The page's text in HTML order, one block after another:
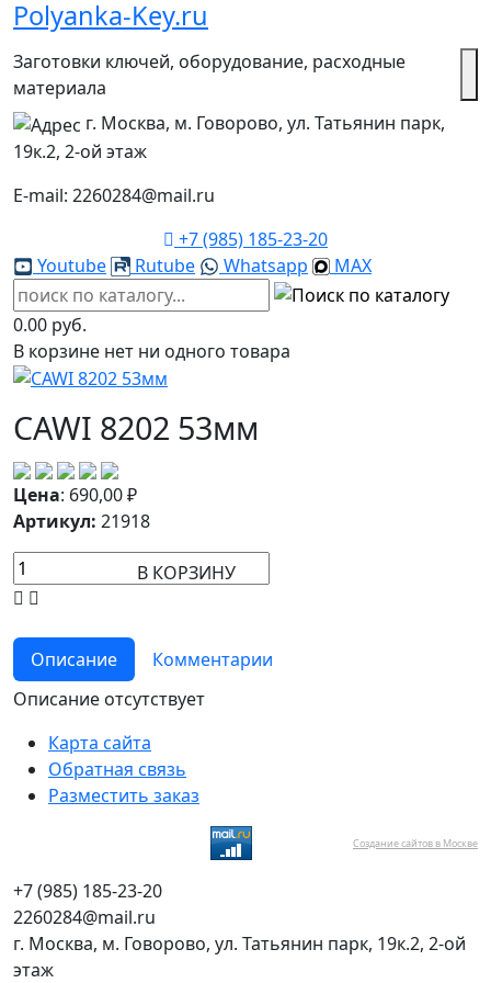
Polyanka-Key.ru
Заготовки ключей, оборудование, расходные
материала
г. Москва, м. Говорово, ул. Татьянин парк,
19к.2, 2-ой этаж
E-mail: 2260284@mail.ru
+7 (985) 185-23-20
Youtube
Rutube Whatsapp MAX
0.00 руб.
В корзине нет ни одного товара
CAWI 8202 53мм
Цена: 690,00₽
Артикул: 21918
В КОРЗИНУ
Описание
Комментарии
Описание отсутствует
Карта сайта
Обратная связь
Разместить заказ
Создание сайтов в Москве
+7 (985) 185-23-20
2260284@mail.ru
г. Москва, м. Говорово, ул. Татьянин парк, 19к.2, 2-ой
этаж